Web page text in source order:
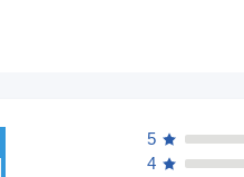
5
4